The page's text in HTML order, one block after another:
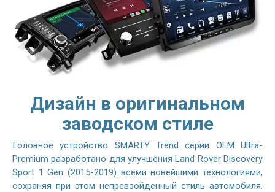
Дизайн в оригинальном
заводском стиле
Головное устройство SMARTY Trend серии OEM Ultra-
Premium разработано для улучшения Land Rover Discovery
Sport 1 Gen (2015-2019) всеми новейшими технологиями,
сохраняя при этом непревзойденный стиль автомобиля.